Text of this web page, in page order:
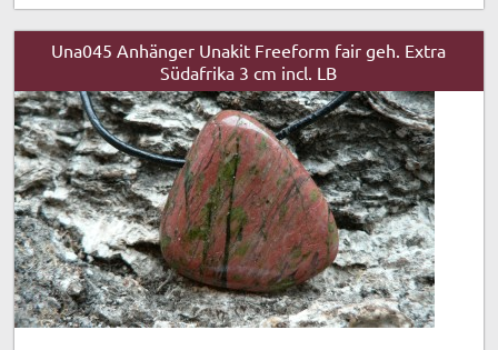
Una045 Anhänger Unakit Freeform fair geh. Extra
Südafrika 3 cm incl. LB